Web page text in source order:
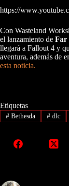
https://
Con Wasteland
el lanzamiento de Far
llegará a Fallout 4 y
aventura, además de
esta noticia.
Etiquetas
#Bethesda #dlc